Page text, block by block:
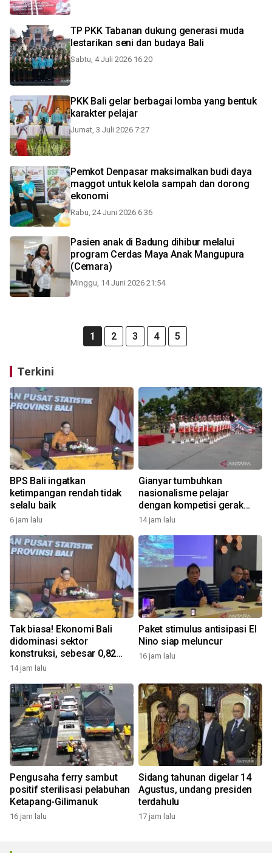
TP PKK Tabanan dukung generasi muda
lestarikan seni dan budaya Bali
Sabtu, 4 Juli 2026 16:20
PKK Bali gelar berbagai lomba yang bentuk
karakter pelajar
Jumat, 3 Juli 2026 7:27
Pemkot Denpasar maksimalkan budi daya
maggot untuk kelola sampah dan dorong
ekonomi
Rabu, 24 Juni 2026 6:36
Pasien anak di Badung dihibur melalui
program Cerdas Maya Anak Mangupura
(Cemara)
Minggu, 14 Juni 2026 21:54
1 2 3 4 5
Terkini
BPS Bali ingatkan
ketimpangan rendah tidak
selalu baik
6 jam lalu
Gianyar tumbuhkan
nasionalisme pelajar
dengan kompetisi gerak
jalan
14 jam lalu
Tak biasa! Ekonomi Bali
didominasi sektor
konstruksi, sebesar 0,82
persen
14 jam lalu
Paket stimulus antisipasi El
Nino siap meluncur
16 jam lalu
Pengusaha ferry sambut
positif sterilisasi pelabuhan
Ketapang-Gilimanuk
16 jam lalu
Sidang tahunan digelar 14
Agustus, undang presiden
terdahulu
17 jam lalu